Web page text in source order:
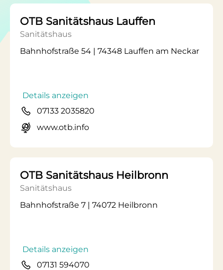
OTB Sanitätshaus Lauffen
Sanitätshaus
Bahnhofstraße 54 | 74348 Lauffen am Neckar
Details anzeigen
07133 2035820
www.otb.info
OTB Sanitätshaus Heilbronn
Sanitätshaus
Bahnhofstraße 7 | 74072 Heilbronn
Details anzeigen
07131 594070